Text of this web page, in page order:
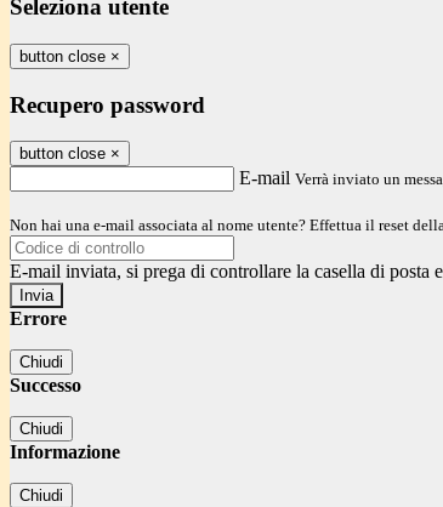
Seleziona utente
button close ×
Recupero password
button close ×
E-mail Verrà inviato un
Non hai una e-mail associata al nome utente? Effettua il reset
E-mail inviata, si prega di controllare la casella di posta
Errore
Chiudi
Successo
Chiudi
Informazione
Chiudi